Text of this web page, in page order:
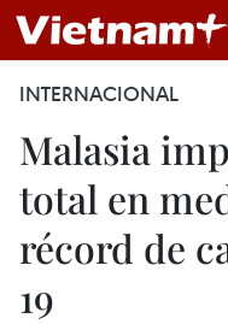
INTERNACIONAL
Malasia
total en
récord de
19